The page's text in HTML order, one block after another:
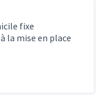
fixe
la mise en place